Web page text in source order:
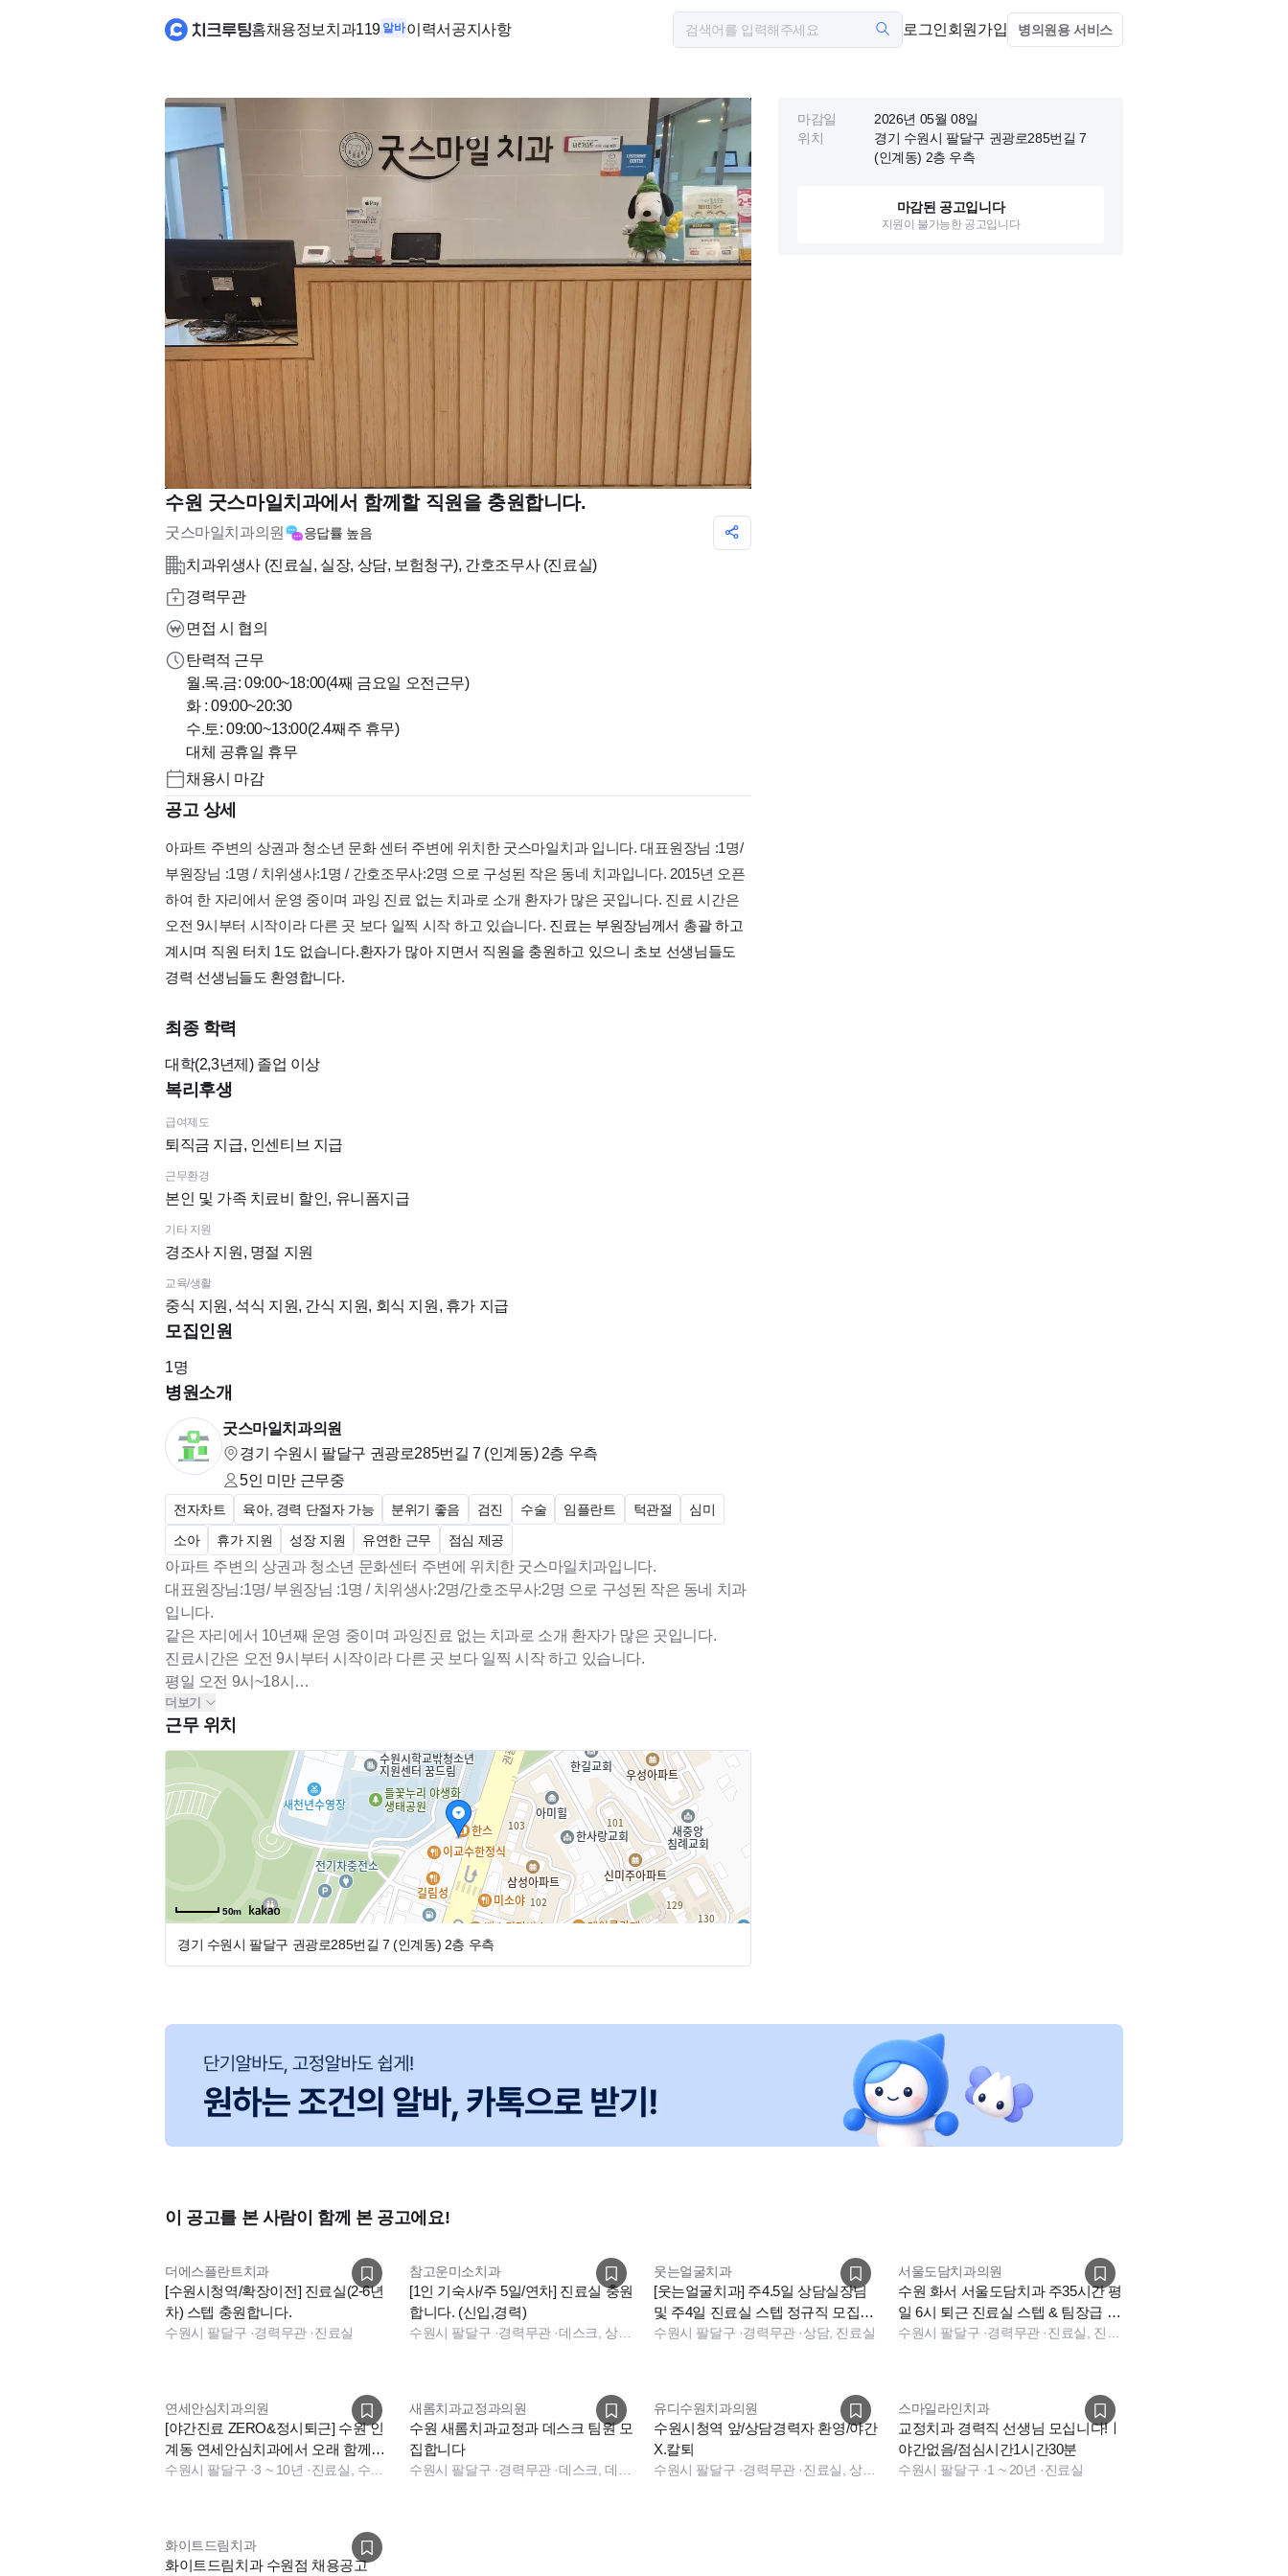
홈채용정보 치과119 알바이력서 공지사항 로그인회원가입 병의원용 서비스
수원 굿스마일치과에서 함께할 직원을 충원합니다.
굿스마일치과의원 응답률 높음
치과위생사 (진료실, 실장, 상담, 보험청구), 간호조무사 (진료실)
경력무관
면접 시 협의
탄력적 근무
월.목.금: 09:00~18:00(4째 금요일 오전근무)
화 : 09:00~20:30
수.토: 09:00~13:00(2.4째주 휴무)
채용시 마감
공고 상세
아파트 주변의 상권과 청소년 문화 센터 주변에 위치한 굿스마일치과 입니다. 대표원장님 :1명/
부원장님 :1명 / 치위생사:1명 / 간호조무사:2명 으로 구성된 작은 동네 치과입니다. 2015년 오픈
하여 한 자리에서 운영 중이며 과잉 진료 없는 치과로 소개 환자가 많은 곳입니다. 진료 시간은
오전 9시부터 시작이라 다른 곳 보다 일찍 시작 하고 있습니다. 진료는 부원장님께서 총괄 하고
계시며 직원 터치 1도 없습니다.환자가 많아 지면서 직원을 충원하고 있으니 초보 선생님들도
경력 선생님들도 환영합니다.
최종 학력
대학(2,3년제)졸업 이상
복리후생
급여제도
퇴직금 지급, 인센티브 지급
근무환경
본인 및 가족 치료비 할인, 유니폼지급
기타 지원
경조사 지원, 명절 지원
교육/생활
중식 지원, 석식 지원, 간식 지원, 회식 지원, 휴가 지급
모집인원
1명
병원소개
굿스마일치과의원
경기 수원시 팔달구 권광로285번길 7 (인계동) 2층 우측
5인 미만 근무중
전자차트 육아, 경력 단절자 가능 분위기 좋음 검진 수술 임플란트 턱관절
심미
소아
휴가 지원 성장 지원 유연한 근무 점심 제공
아파트 주변의 상권과 청소년 문화센터 주변에 위치한 굿스마일치과입니다.
대표원장님:1명/ 부원장님 :1명 / 치위생사:2명/간호조무사:2명 으로 구성된 작은 동네 치과
입니다.
같은 자리에서 10년째 운영 중이며 과잉진료 없는 치과로 소개 환자가 많은 곳입니다.
진료시간은 오전 9시부터 시작이라 다른 곳 보다 일찍 시작 하고 있습니다.
평일 오전 9시~18시
화요일 예약제 야간 오전 9시~20시30분 (예약이 없는 날은 일찍 퇴근합니다.)
수요일과 토요일 오전 9시~13시30분
(휴무일: 2째주 .4째주 토요일/4째주 금요일오후)
더보기
근무 위치
50m
경기 수원시 팔달구 권광로285번길 7 (인계동) 2층 우측
마감일
2026년 05월 08일
위치
경기 수원시 팔달구 권광로285번길 7
(인계동) 2층 우측
마감된 공고입니다
지원이 불가능한 공고입니다
이 공고를 본 사람이 함께 본 공고에요!
더에스플란트치과
[수원시청역/확장이전] 진료실(2-6년
차) 스텝 충원합니다.
수원시 팔달구 ·경력무관·진료실
참고운미소치과
[1인 기숙사/주 5일/연차] 진료실 충원
합니다. (신입,경력)
수원시 팔달구 ·경력무관· 데스크, 상담, 실장, 보험청구, 진료실, 데스크, 보험청구, 상담, 진료실, 데스크, 전화응대(CS)
웃는얼굴치과
[웃는얼굴치과] 주4.5일 상담실장님
및 주4일 진료실 스텝 정규직 모집합
니다
수원시 팔달구 ·경력무관·상담, 진료실
서울도담치과의원
수원 화서 서울도담치과 주35시간 평
일 6시 퇴근 진료실 스텝 & 팀장급 모
집
수원시 팔달구 ·경력무관·
연세안심치과의원
[야간진료 ZERO&정시퇴근] 수원 인
계동 연세안심치과에서 오래 함께할
선생님을 모십니다
수원시 팔달구 ·3 ~ 10년 ·
새롬치과교정과의원
수원 새롬치과교정과 데스크 팀원 모
집합니다
수원시 팔달구 ·경력무관·
유디수원치과의원
수원시청역 앞/상담경력자 환영/야간
X.칼퇴
수원시 팔달구 ·경력무관· 진료실, 상담, 진료팀장, 진료실, 상담
스마일라인치과
교정치과 경력직 선생님 모십니다!ㅣ
야간없음/점심시간1시간30분
수원시 팔달구 ·1 ~ 20년 ·진료실
화이트드림치과
화이트드림치과 수원점 채용공고